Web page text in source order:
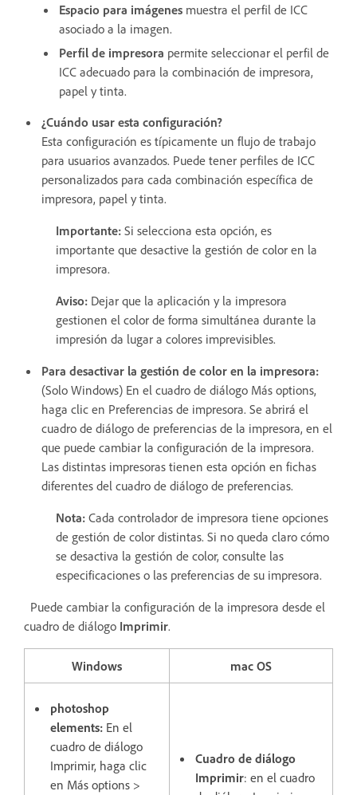
Espacio para imágenes muestra el perfil de ICC
asociado a la imagen.
Perfil de impresora permite seleccionar el perfil de
ICC adecuado para la combinación de impresora,
papel y tinta.
¿Cuándo usar esta configuración?
Esta configuración es típicamente un flujo de trabajo
para usuarios avanzados. Puede tener perfiles de ICC
personalizados para cada combinación específica de
impresora, papel y tinta.
Importante: Si selecciona esta opción, es
importante que desactive la gestión de color en la
impresora.
Aviso: Dejar que la aplicación y la impresora
gestionen el color de forma simultánea durante la
impresión da lugar a colores imprevisibles.
Para desactivar la gestión de color en la impresora:
(Solo Windows) En el cuadro de diálogo Más options,
haga clic en Preferencias de impresora. Se abrirá el
cuadro de diálogo de preferencias de la impresora, en el
que puede cambiar la configuración de la impresora.
Las distintas impresoras tienen esta opción en fichas
diferentes del cuadro de diálogo de preferencias.
Nota: Cada controlador de impresora tiene opciones
de gestión de color distintas. Si no queda claro cómo
se desactiva la gestión de color, consulte las
especificaciones o las preferencias de su impresora.
Puede cambiar la configuración de la impresora desde el
cuadro de diálogo Imprimir.
Windows mac OS
photoshop
elements: En el
cuadro de diálogo
Imprimir, haga clic
en Más options >
Cuadro de diálogo
Imprimir: en el cuadro